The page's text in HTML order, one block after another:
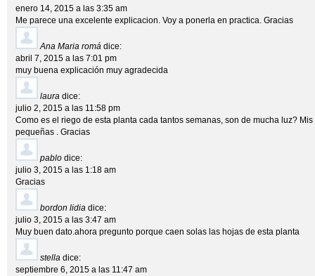
enero 14, 2015 a las 3:35 am
Me parece una excelente explicacion. Voy a ponerla en practica. Gracias
Ana Maria romá dice:
abril 7, 2015 a las 7:01 pm
muy buena explicación muy agradecida
laura dice:
julio 2, 2015 a las 11:58 pm
Como es el riego de esta planta cada tantos semanas, son de mucha luz?
pequeñas . Gracias
pablo dice:
julio 3, 2015 a las 1:18 am
Gracias
bordon lidia dice:
julio 3, 2015 a las 3:47 am
Muy buen dato.ahora pregunto porque caen solas las hojas de esta planta
stella dice:
septiembre 6, 2015 a las 11:47 am